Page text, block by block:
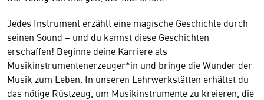
Jedes Instrument erzählt eine magische Geschichte durch
seinen Sound – und du kannst diese Geschichten
erschaffen! Beginne deine Karriere als
Musikinstrumentenerzeuger*in und bringe die Wunder der
Musik zum Leben. In unseren Lehrwerkstätten erhältst du
das nötige Rüstzeug, um Musikinstrumente zu kreieren, die